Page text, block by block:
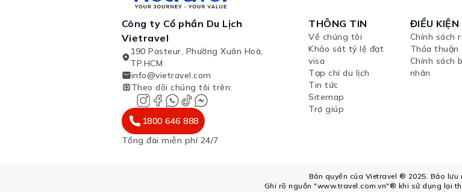
Công ty Cổ phần Du Lịch
Vietravel
190 Pasteur, Phường Xuân Hoà,
TP.HCM
info@vietravel.com
Theo dõi chúng tôi trên:
1800 646 888
Tổng đài miễn phí 24/7
THÔNG TIN
Về chúng tôi
Khảo sát tỷ lệ đạt
visa
Tạp chí du lịch
Tin tức
Sitemap
Trợ giúp
ĐIỀU
Chính sách
Thỏa thuận
Chính sách
nhân
Bản quyền của Vietravel ® 2025. Bảo lưu
Ghi rõ nguồn "www.travel.com.vn"® khi sử dụng lại